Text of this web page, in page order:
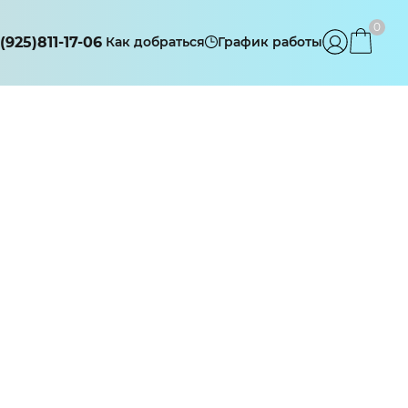
17-06 Как добраться График работы
0